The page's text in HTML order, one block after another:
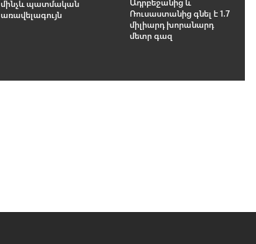
մինչև պատմական
առավելագույն
Ադրբեջանից և
Ռուսաստանից գնել է 1.7
միլիարդ խորանարդ
մետր գազ